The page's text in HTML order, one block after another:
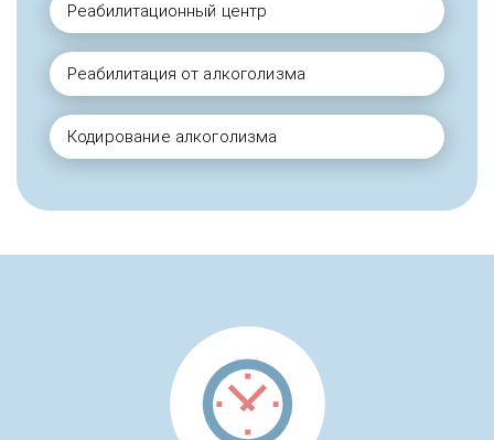
Реабилитационный центр
Реабилитация от алкоголизма
Кодирование алкоголизма